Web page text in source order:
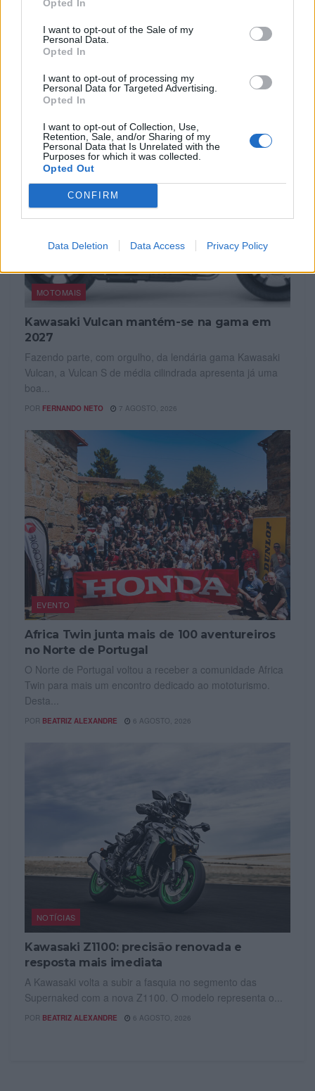
Opted In
I want to opt-out of the Sale of my
Personal Data.
Opted In
I want to opt-out of processing my
Personal Data for Targeted Advertising.
Opted In
I want to opt-out of Collection, Use,
Retention, Sale, and/or Sharing of my
Personal Data that Is Unrelated with the
Purposes for which it was collected.
Opted Out
CONFIRM
Data Deletion Data Access Privacy Policy
Design da Ducati Monster vence prémio Red
Dot 2026
A Ducati volta a destacar-se no panorama internacional do
design. A nova Monster recebeu o Red Dot Design Award...
BEATRIZ ALEXANDRE 7 AGOSTO, 2026
MOTOMAIS
Kawasaki Vulcan mantém-se na gama em
2027
Fazendo parte, com orgulho, da lendária gama Kawasaki
Vulcan, a Vulcan S de média cilindrada apresenta já uma
boa...
POR FERNANDO NETO 7 AGOSTO, 2026
EVENTO
Africa Twin junta mais de 100 aventureiros
no Norte de Portugal
O Norte de Portugal voltou a receber a comunidade Africa
Twin para mais um encontro dedicado ao mototurismo.
Desta...
POR BEATRIZ ALEXANDRE 6 AGOSTO, 2026
NOTÍCIAS
Kawasaki Z1100: precisão renovada e
resposta mais imediata
A Kawasaki volta a subir a fasquia no segmento das
Supernaked com a nova Z1100. O modelo representa o...
POR BEATRIZ ALEXANDRE 6 AGOSTO, 2026